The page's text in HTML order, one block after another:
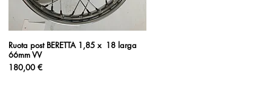
Vista rapida
Ruota post BERETTA 1,85 x 18 larga
66mm VV
Prezzo
180,00 €